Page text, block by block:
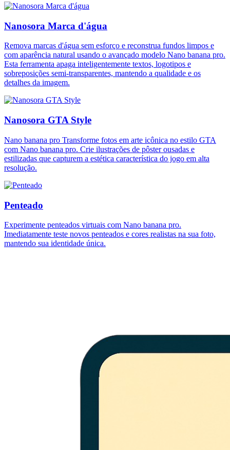
Nanosora Marca d'água
Remova marcas d'água sem esforço e reconstrua fundos limpos e
com aparência natural usando o avançado modelo Nano banana pro.
Esta ferramenta apaga inteligentemente textos, logotipos e
sobreposições semi-transparentes, mantendo a qualidade e os
detalhes da imagem.
Nanosora GTA Style
Nano banana pro Transforme fotos em arte icônica no estilo GTA
com Nano banana pro. Crie ilustrações de pôster ousadas e
estilizadas que capturem a estética característica do jogo em alta
resolução.
Penteado
Experimente penteados virtuais com Nano banana pro.
Imediatamente teste novos penteados e cores realistas na sua foto,
mantendo sua identidade única.